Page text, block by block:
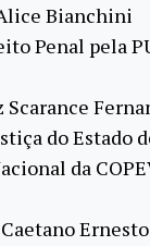
Bianchini
Penal pela
do Estado
da